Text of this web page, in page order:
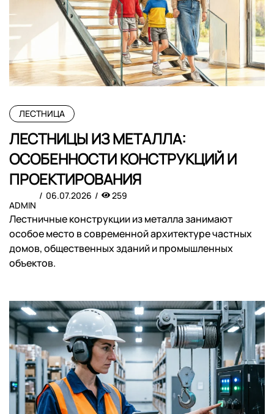
ЛЕСТНИЦА
ЛЕСТНИЦЫ ИЗ МЕТАЛЛА:
ОСОБЕННОСТИ КОНСТРУКЦИЙ И
ПРОЕКТИРОВАНИЯ
ADMIN
06.07.2026 259
Лестничные конструкции из металла занимают
особое место в современной архитектуре частных
домов, общественных зданий и промышленных
объектов.